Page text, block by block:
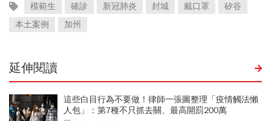
模範生 確診 新冠肺炎 封城 戴口罩
矽谷
本土案例
加州
延伸閱讀
這些白目行為不要做！律師一張圖整理「疫情觸法懶
人包」：第7種不只抓去關、最高開罰200萬